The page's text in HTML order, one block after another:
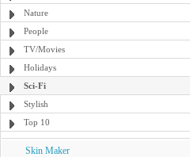
Nature
People
TV/Movies
Holidays
Sci-Fi
Stylish
Top 10
Skin Maker